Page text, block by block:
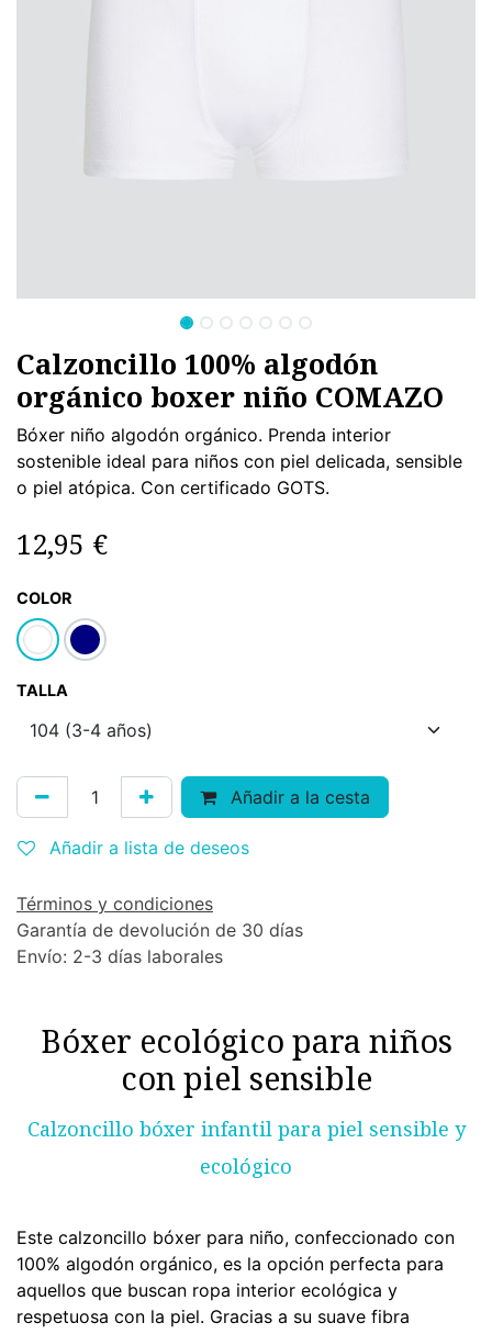
Calzoncillo 100% algodón
orgánico boxer niño COMAZO
Bóxer niño algodón orgánico. Prenda interior
sostenible ideal para niños con piel delicada, sensible
o piel atópica. Con certificado GOTS.
12,95 €
COLOR
TALLA
Añadir a la cesta
Añadir a lista de deseos
Términos y condiciones
Garantía de devolución de 30 días
Envío: 2-3 días laborales
Bóxer ecológico para niños
con piel sensible
Calzoncillo bóxer infantil para piel sensible y
ecológico
Este calzoncillo bóxer para niño, confeccionado con
100% algodón orgánico, es la opción perfecta para
aquellos que buscan ropa interior ecológica y
respetuosa con la piel. Gracias a su suave fibra